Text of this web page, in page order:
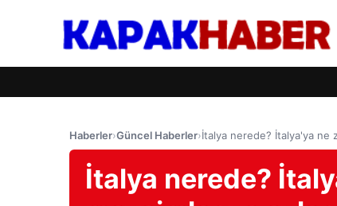
Haberler›Güncel Haberler›İtalya nerede? İtalya'ya ne
İtalya nerede?